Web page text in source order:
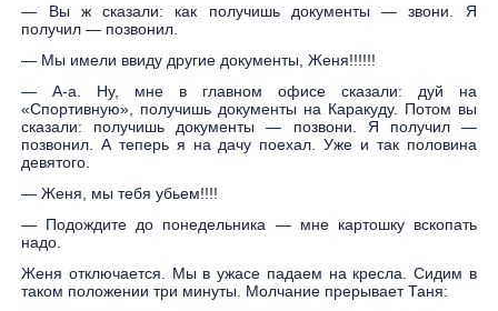
— Вы ж сказали: как получишь документы — звони. Я
получил — позвонил.
— Мы имели ввиду другие документы, Женя!!!!!!
— А-а. Ну, мне в главном офисе сказали: дуй на
«Спортивную», получишь документы на Каракуду. Потом вы
сказали: получишь документы — позвони. Я получил —
позвонил. А теперь я на дачу поехал. Уже и так половина
девятого.
— Женя, мы тебя убьем!!!!
— Подождите до понедельника — мне картошку вскопать
надо.
Женя отключается. Мы в ужасе падаем на кресла. Сидим в
таком положении три минуты. Молчание прерывает Таня: